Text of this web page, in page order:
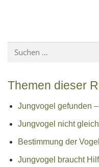
nach:
Themen dieser
Jungvogel gefunden
Jungvogel nicht
Bestimmung der
Jungvogel braucht